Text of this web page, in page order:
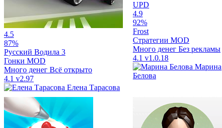
4.5
87%
Русский Водила 3
Гонки MOD
Много денег Всё открыто
4.1 v2.97
Елена Тарасова
UPD
4.9
92%
Frost
Стратегии MOD
Много денег Без рекламы
4.1 v1.0.18
Марина
Белова